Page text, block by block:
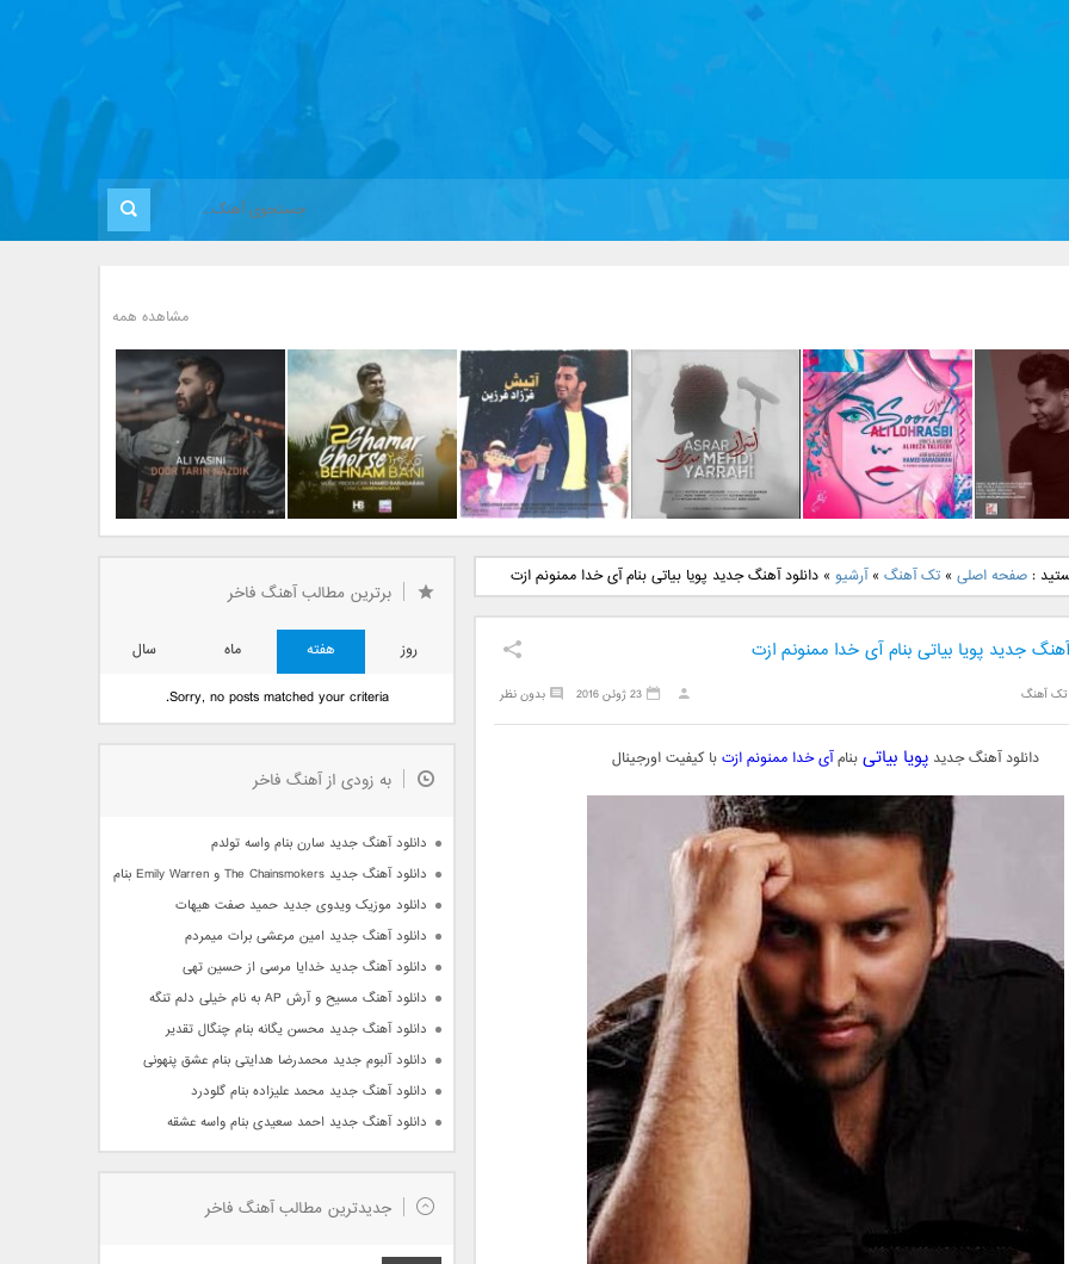
مشاهده همه
جدید رضا
نگار
دانلود آهنگ جدید علی
لهراسبی بنام صورت
دانلود آهنگ جدید مهدی
یراحی بنام اسرار
دانلود آهنگ جدید فرزاد
فرزین بنام آتیش
بانی بنام قرص قمر 2
یاسینی بنام دورترین نزدیک
:صفحه اصلی »تک آهنگ »آرشیو »دانلود آهنگ جدید پویا بیاتی بنام آی خدا ممنونم ازت
آهنگ جدید پویا بیاتی بنام آی خدا ممنونم ازت
تک آهنگ بدون نظر 23 ژوئن 2016
دانلود آهنگ جدید پویا بیاتیبنامآی خدا ممنونم ازتبا کیفیت اورجینال
برترین مطالب آهنگ فاخر
روز هفته ماه
سال
Sorry, no posts matched your criteria.
به زودی از آهنگ فاخر
دانلود آهنگ جدید سارن بنام واسه تولدم
دانلود آهنگ جدید The Chainsmokers و Emily Warren بنام Side Effects
دانلود موزیک ویدوی جدید حمید صفت هیهات
دانلود آهنگ جدید امین مرعشی برات میمردم
دانلود آهنگ جدید خدایا مرسی از حسین تهی
دانلود آهنگ مسیح و آرش AP به نام خیلی دلم تنگه
دانلود آهنگ جدید محسن یگانه بنام چنگال تقدیر
دانلود آلبوم جدید محمدرضا هدایتی بنام عشق پنهونی
دانلود آهنگ جدید محمد علیزاده بنام گلودرد
دانلود آهنگ جدید احمد سعیدی بنام واسه عشقه
جدیدترین مطالب آهنگ فاخر